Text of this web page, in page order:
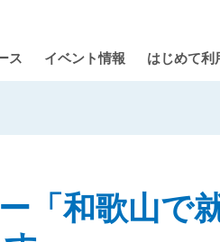
ス イベント情報 はじめて利
「和歌山で